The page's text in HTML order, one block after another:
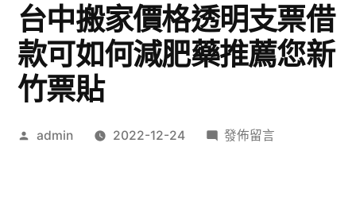
台中搬家價格透明支票借
款可如何減肥藥推薦您新
竹票貼
作
admin 2022-12-24
在
發佈留言